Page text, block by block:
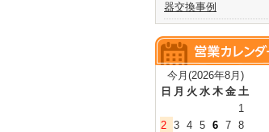
器交換事例
今月(2026年8月)
日 月 火 水 木 金 土
1
2 3 4 5 6 7 8